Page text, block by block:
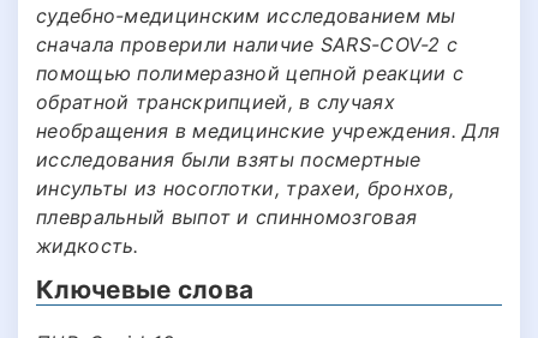
судебно-медицинским исследованием мы
сначала проверили наличие SARS-COV-2 с
помощью полимеразной цепной реакции с
обратной транскрипцией, в случаях
необращения в медицинские учреждения. Для
исследования были взяты посмертные
инсульты из носоглотки, трахеи, бронхов,
плевральный выпот и спинномозговая
жидкость.
Ключевые слова